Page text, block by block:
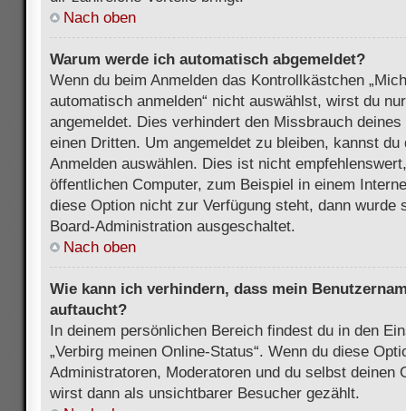
Nach oben
Warum werde ich automatisch abgemeldet?
Wenn du beim Anmelden das Kontrollkästchen
automatisch anmelden“ nicht auswählst, wirst du
angemeldet. Dies verhindert den Missbrauch
einen Dritten. Um angemeldet zu bleiben, kannst
Anmelden auswählen. Dies ist nicht
öffentlichen Computer, zum Beispiel in einem
diese Option nicht zur Verfügung steht, dann wurde
Board-Administration ausgeschaltet.
Nach oben
Wie kann ich verhindern, dass mein
auftaucht?
In deinem persönlichen Bereich findest du in den
„Verbirg meinen Online-Status“. Wenn du diese
Administratoren, Moderatoren und du selbst deinen
wirst dann als unsichtbarer Besucher gezählt.